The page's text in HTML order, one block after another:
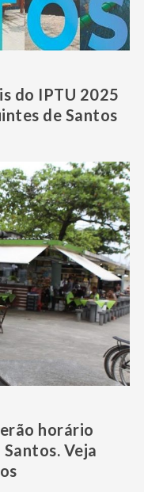
do IPTU 2025
de Santos
horário
Veja